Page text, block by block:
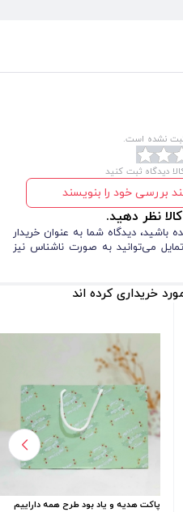
نشده است.
دیدگاه ثبت کنید
بررسی خود را بنویسند
نظر دهید.
باشید، دیدگاه شما به عنوان خریدار
می‌توانید به صورت ناشناس نیز
خریداری کرده اند
پاکت هدیه و یاد بود طرح همه داراییم